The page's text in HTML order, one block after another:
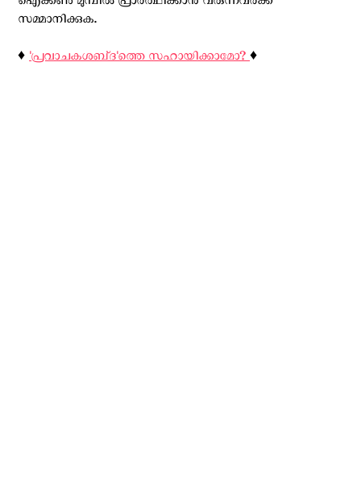
സമ്മാനിക്കുക.
♦️ 'പ്രവാചകശബ്‌ദ'ത്തെ സഹായിക്കാമോ?♦️